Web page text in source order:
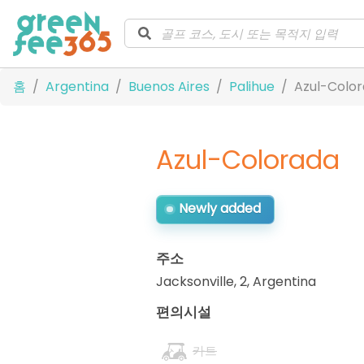
홈 Argentina Buenos Aires Palihue Azul-
Azul-Colorada
Newly added
주소
Jacksonville, 2,Argentina
편의시설
카트